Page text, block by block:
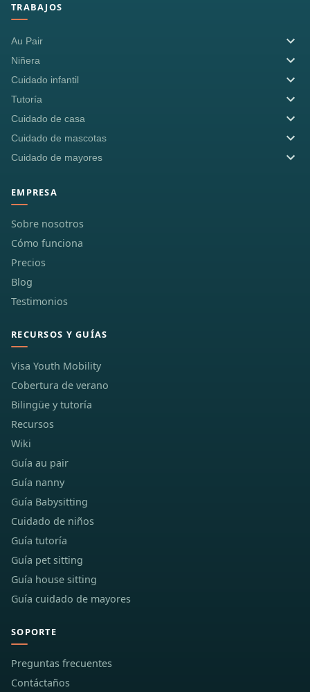
TRABAJOS
Au Pair
Niñera
Cuidado infantil
Tutoría
Cuidado de casa
Cuidado de mascotas
Cuidado de mayores
EMPRESA
Sobre nosotros
Cómo funciona
Precios
Blog
Testimonios
RECURSOS Y GUÍAS
Visa Youth Mobility
Cobertura de verano
Bilingüe y tutoría
Recursos
Wiki
Guía au pair
Guía nanny
Guía Babysitting
Cuidado de niños
Guía tutoría
Guía pet sitting
Guía house sitting
Guía cuidado de mayores
SOPORTE
Preguntas frecuentes
Contáctaños